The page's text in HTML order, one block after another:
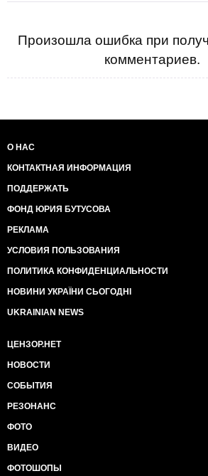
Произошла ошибка при
комментариев.
О НАС
КОНТАКТНАЯ ИНФОРМАЦИЯ
ПОДДЕРЖАТЬ
ФОНД ЮРИЯ БУТУСОВА
РЕКЛАМА
УСЛОВИЯ ПОЛЬЗОВАНИЯ
ПОЛИТИКА КОНФИДЕНЦИАЛЬНОСТИ
НОВИНИ УКРАЇНИ СЬОГОДНІ
UKRAINIAN NEWS
ЦЕНЗОР.НЕТ
НОВОСТИ
СОБЫТИЯ
РЕЗОНАНС
ФОТО
ВИДЕО
ФОТОШОПЫ